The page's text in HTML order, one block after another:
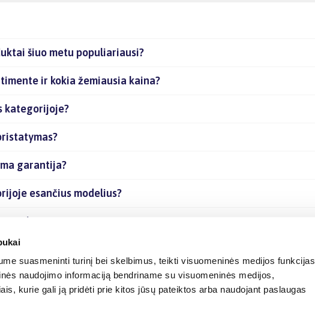
suasmeninti turinį bei skelbimus, teikti visuomeninės medijos funkcijas
naudojimo informaciją bendriname su visuomeninės medijos,
kurie gali ją pridėti prie kitos jūsų pateiktos arba naudojant paslaugas
šiuo metu populiariausi?
ir kokia žemiausia kaina?
kategorijoje?
garantija?
esančius modelius?
prekes internetu?